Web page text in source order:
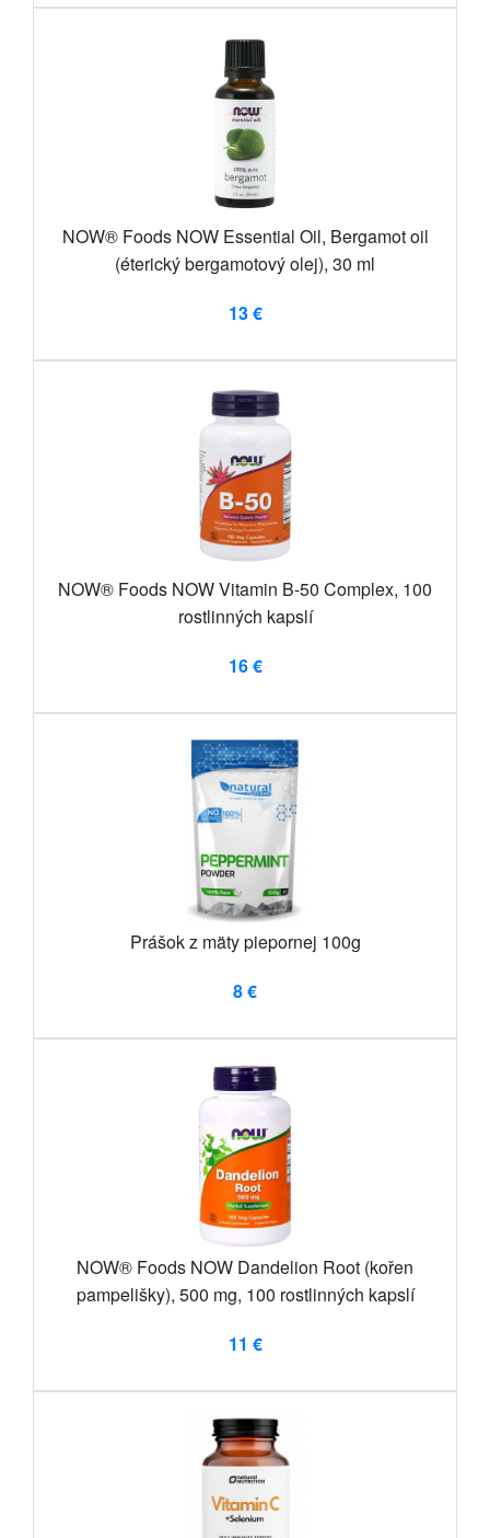
NOW® Foods NOW Essential Oil, Bergamot oil
(éterický bergamotový olej), 30 ml
13 €
NOW® Foods NOW Vitamin B-50 Complex, 100
rostlinných kapslí
16 €
Prášok z mäty piepornej 100g
8 €
NOW® Foods NOW Dandelion Root (kořen
pampelišky), 500 mg, 100 rostlinných kapslí
11 €